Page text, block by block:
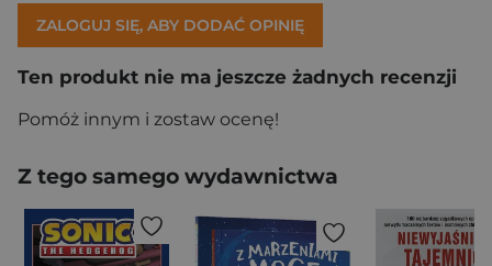
ZALOGUJ SIĘ, ABY DODAĆ OPINIĘ
Ten produkt nie ma jeszcze żadnych recenzji
Pomóż innym i zostaw ocenę!
Z tego samego wydawnictwa